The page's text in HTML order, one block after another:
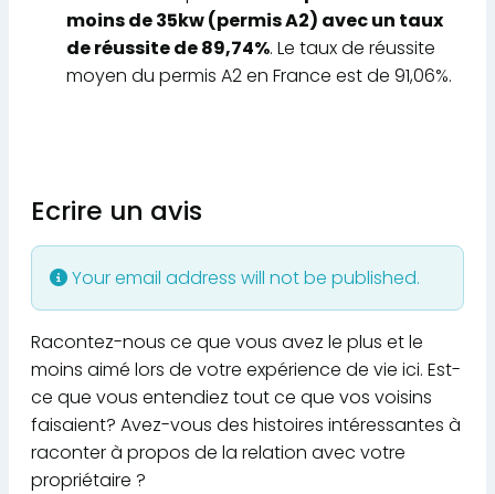
moins de 35kw (permis A2) avec un taux
de réussite de 89,74%. Le taux de réussite
moyen du permis A2 en France est de 91,06%.
Ecrire un avis
Your email address will not be published.
Racontez-nous ce que vous avez le plus et le
moins aimé lors de votre expérience de vie ici. Est-
ce que vous entendiez tout ce que vos voisins
faisaient? Avez-vous des histoires intéressantes à
raconter à propos de la relation avec votre
propriétaire ?